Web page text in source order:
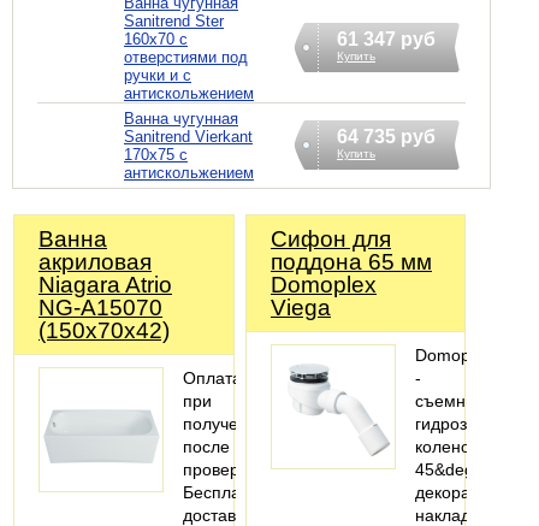
Sanitrend Ster
160х70 с
отверстиями под
ручки и с
антискольжением
61 347 руб
Купить
Ванна чугунная
Sanitrend Vierkant
170х75 с
антискольжением
64 735 руб
Купить
Ванна
акриловая
Niagara Atrio
NG-A15070
(150х70х42)
Оплата
при
получении
после
проверки
Бесплатная
доставка
Сифoн для
поддона 65 мм
Domoplex
Viega
Domoplex
-
съемный
колено
декоративная
накладка